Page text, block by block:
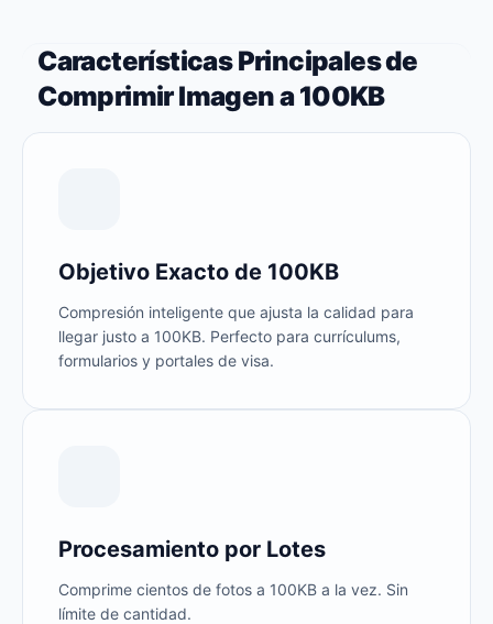
Características Principales de
Comprimir Imagen a 100KB
Objetivo Exacto de 100KB
Compresión inteligente que ajusta la calidad para
llegar justo a 100KB. Perfecto para currículums,
formularios y portales de visa.
Procesamiento por Lotes
Comprime cientos de fotos a 100KB a la vez. Sin
límite de cantidad.